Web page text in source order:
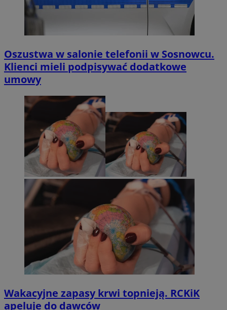
Oszustwa w salonie telefonii w Sosnowcu.
Klienci mieli podpisywać dodatkowe
umowy
Wakacyjne zapasy krwi topnieją. RCKiK
apeluje do dawców